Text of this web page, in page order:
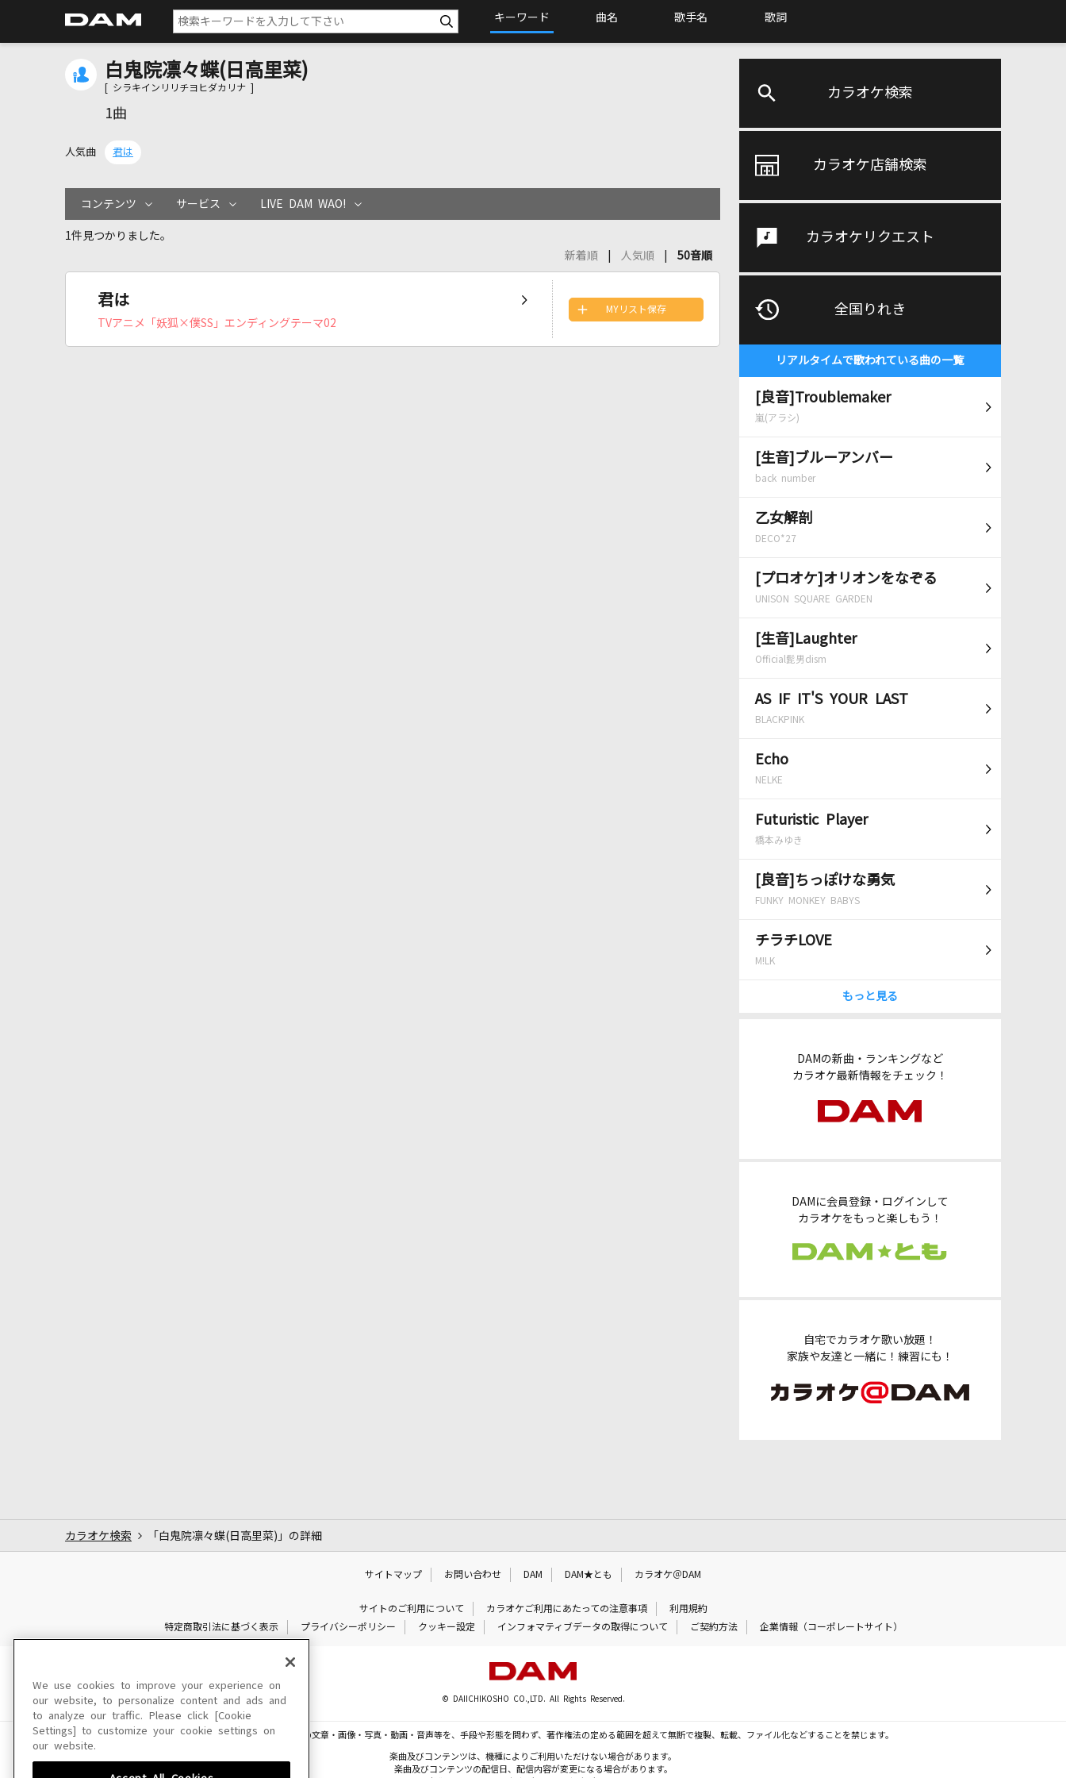
キーワード 曲名 歌手名 歌詞
カラオケ検索
カラオケ店舗検索
カラオケリクエスト
全国りれき
リアルタイムで歌われている曲の一覧
[良音]Troublemaker
嵐(アラシ)
[生音]ブルーアンバー
back number
乙女解剖
DECO*27
[プロオケ]オリオンをなぞる
UNISON SQUARE GARDEN
[生音]Laughter
Official髭男dism
AS IF IT'S YOUR LAST
BLACKPINK
Echo
NELKE
Futuristic Player
橋本みゆき
[良音]ちっぽけな勇気
FUNKY MONKEY BABYS
チラチLOVE
M!LK
もっと見る
DAMの新曲・ランキングなど
カラオケ最新情報をチェック！
DAMに会員登録・ログインして
カラオケをもっと楽しもう！
自宅でカラオケ歌い放題！
家族や友達と一緒に！練習にも！
白鬼院凛々蝶(日高里菜)
[ シラキインリリチヨヒダカリナ ]
1曲
人気曲 君は
コンテンツ サービス LIVE DAM WAO!
1件見つかりました。
新着順
人気順 50音順
君は
TVアニメ「妖狐×僕SS」エンディングテーマ02
MYリスト保存
カラオケ検索 「白鬼院凛々蝶(日高里菜)」の詳細
サイトマップ お問い合わせ DAM DAM★とも カラオケ＠DAM
サイトのご利用について カラオケご利用にあたっての注意事項
利用規約
特定商取引法に基づく表示
プライバシーポリシー クッキー設定 インフォマティブデータの取得について ご契約方法 企業情報（コーポレートサイト）
© DAIICHIKOSHO CO.,LTD. All Rights Reserved.
このサイトに掲載されている一切の文章・画像・写真・動画・音声等を、手段や形態を問わず、著作権法の定める範囲を超えて無断で複製、転載、ファイル化などすることを禁じます。
楽曲及びコンテンツは、機種によりご利用いただけない場合があります。
楽曲及びコンテンツの配信日、配信内容が変更になる場合があります。
We use cookies to improve your experience on
our website, to personalize content and ads and
to analyze our traffic. Please click [Cookie
Settings] to customize your cookie settings on
our website.